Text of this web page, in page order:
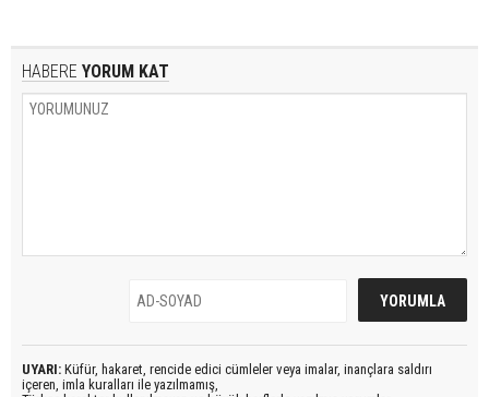
HABERE YORUM KAT
UYARI: Küfür, hakaret, rencide edici cümleler veya imalar, inançlara saldırı
içeren, imla kuralları ile yazılmamış,